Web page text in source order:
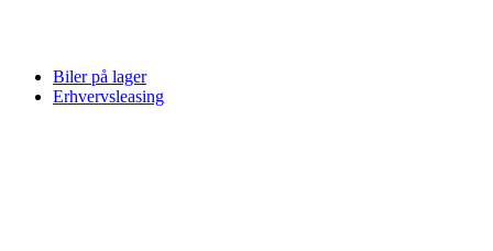
Biler på lager
Erhvervsleasing